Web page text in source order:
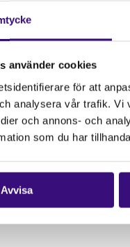
använder cookies
för att
analysera vår trafik. Vi
och annons- och
som du har
Avvisa
3